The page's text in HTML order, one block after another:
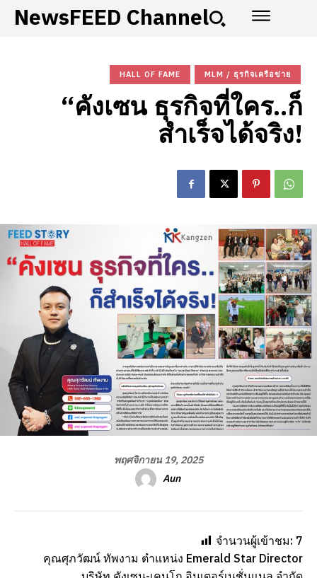
NewsFEED Channel
HALL OF FAME MLM / ธุรกิจเครือข่าย
“คังเซน ธุรกิจที่ใคร..ก็
สำเร็จได้จริง!
พฤศจิกายน 19, 2025
Aun
จำนวนผู้เข้าชม: 7
คุณศุภวัฒน์ ทัพงาม ตำแหน่ง Emerald Star Director